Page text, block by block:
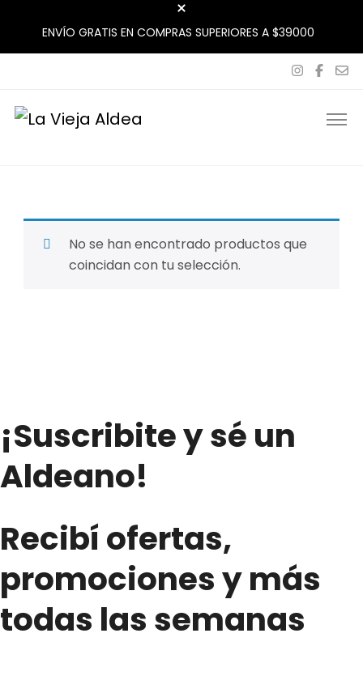
ENVÍO GRATIS EN COMPRAS SUPERIORES A $39000
La Vieja Aldea
Tu Mercado Natural Cerca
No se han encontrado productos que
coincidan con tu selección.
¡Suscribite y sé un
Aldeano!
Recibí ofertas,
promociones y más
todas las semanas